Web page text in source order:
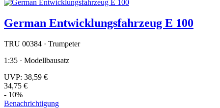
German Entwicklungsfahrzeug E 100
TRU 00384 · Trumpeter
1:35 · Modellbausatz
UVP: 38,59 €
34,75 €
- 10%
Benachrichtigung